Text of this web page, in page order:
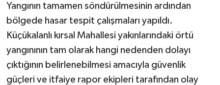
Yangının tamamen söndürülmesinin ardından
bölgede hasar tespit çalışmaları yapıldı.
Küçükalanlı kırsal Mahallesi yakınlarındaki örtü
yangınının tam olarak hangi nedenden dolayı
çıktığının belirlenebilmesi amacıyla güvenlik
güçleri ve itfaiye rapor ekipleri tarafından olay